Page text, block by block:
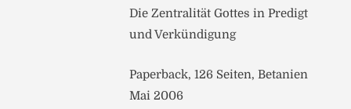
Die Zentralität Gottes in Predigt
und Verkündigung
Paperback, 126 Seiten, Betanien
Mai 2006